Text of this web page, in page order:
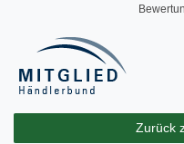
Zurück